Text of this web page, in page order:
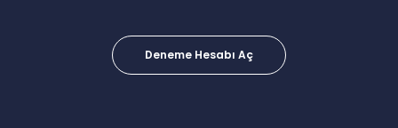
Deneme Hesabı Aç